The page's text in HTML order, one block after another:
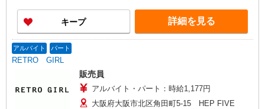
キープ 詳細を見る
アルバイト パート
RETRO GIRL
販売員
アルバイト・パート：時給1,177円
大阪府大阪市北区角田町5-15 HEP FIVE